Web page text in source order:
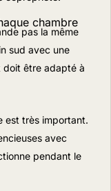
chambre
pas la même
sud avec une
doit être adapté à
est très important.
avec
pendant le